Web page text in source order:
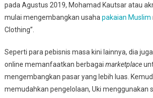
Dari
Dunia
Uki
Eks
Noah
Rintis
pada Agustus 2019, Mohamad Kautsar atau
mulai mengembangkan usaha pakaian Muslim
Clothing”.
Seperti para pebisnis masa kini lainnya, dia
online memanfaatkan berbagai marketplace
mengembangkan pasar yang lebih luas.
memudahkan pengelolaan, Uki menggunakan